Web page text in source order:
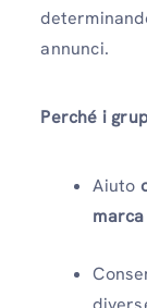
annunci.
Perché i
Aiuto